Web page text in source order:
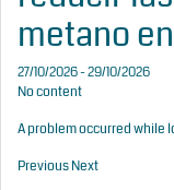
metano
27/10/2026 - 29/10/2026
No content
A problem occurred while
PreviousNext